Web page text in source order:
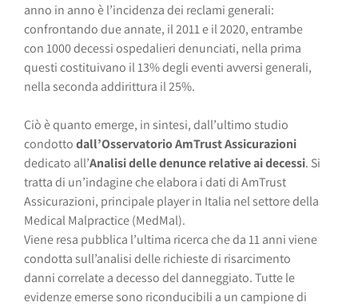
anno in anno è l’incidenza dei reclami generali:
confrontando due annate, il 2011 e il 2020, entrambe
con 1000 decessi ospedalieri denunciati, nella prima
questi costituivano il 13% degli eventi avversi generali,
nella seconda addirittura il 25%.
Ciò è quanto emerge, in sintesi, dall’ultimo studio
condottodall’Osservatorio AmTrust Assicurazioni
dedicato all’Analisi delle denunce relative ai decessi. Si
tratta di un’indagine che elabora i dati di AmTrust
Assicurazioni, principale player in Italia nel settore della
Medical Malpractice (MedMal).
Viene resa pubblica l’ultima ricerca che da 11 anni viene
condotta sull’analisi delle richieste di risarcimento
danni correlate a decesso del danneggiato. Tutte le
evidenze emerse sono riconducibili a un campione di